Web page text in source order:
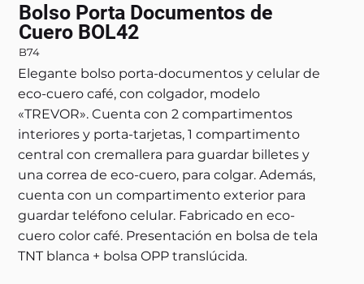
Bolso Porta Documentos de
Cuero BOL42
B74
Elegante bolso porta-documentos y celular de
eco-cuero café, con colgador, modelo
«TREVOR». Cuenta con 2 compartimentos
interiores y porta-tarjetas, 1 compartimento
central con cremallera para guardar billetes y
una correa de eco-cuero, para colgar. Además,
cuenta con un compartimento exterior para
guardar teléfono celular. Fabricado en eco-
cuero color café. Presentación en bolsa de tela
TNT blanca + bolsa OPP translúcida.